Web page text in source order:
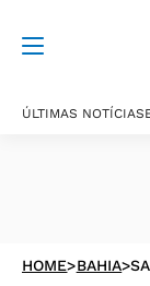
ÚLTIMAS NOTÍCIAS
HOME>BAHIA>